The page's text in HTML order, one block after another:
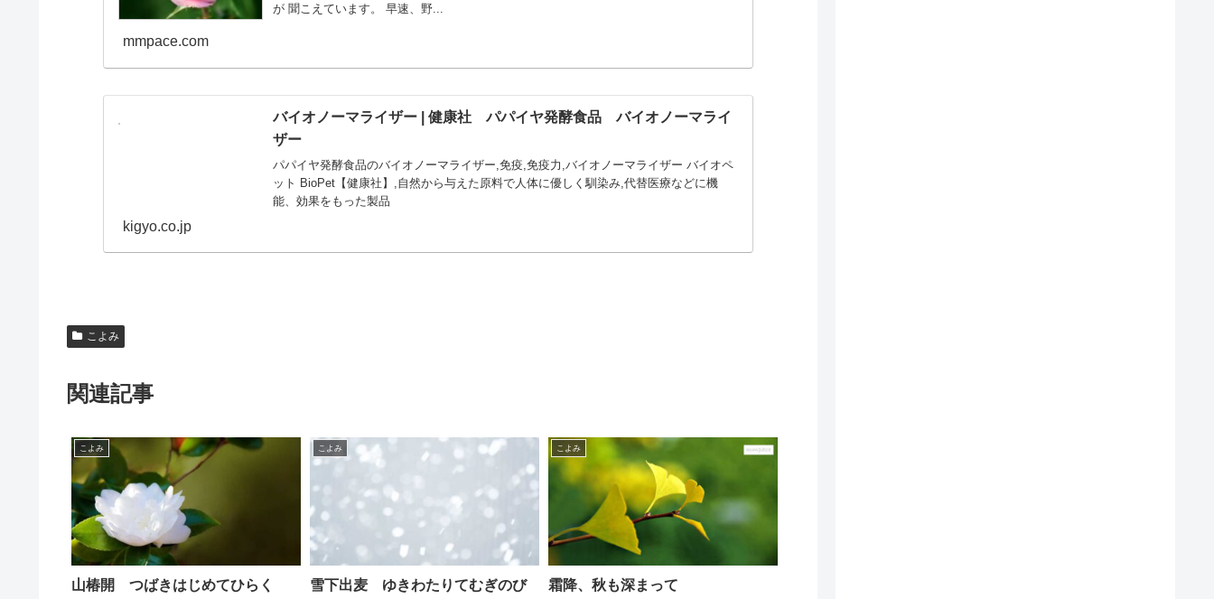
が 聞こえています。 早速、野...
mmpace.com
バイオノーマライザー | 健康社 パパイヤ発酵食品 バイオノーマライ
ザー
パパイヤ発酵食品のバイオノーマライザー,免疫,免疫力,バイオノーマライザー バイオペ
ット BioPet【健康社】,自然から与えた原料で人体に優しく馴染み,代替医療などに機
能、効果をもった製品
kigyo.co.jp
こよみ
関連記事
こよみ
山椿開 つばきはじめてひらく
こよみ
雪下出麦 ゆきわたりてむぎのび
こよみ
霜降、秋も深まって